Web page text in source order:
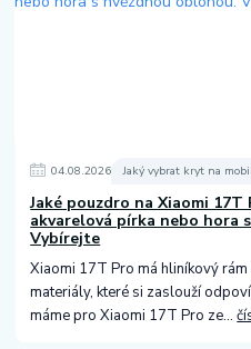
04.08.2026 Jaký vybrat kryt na
Jaké pouzdro na Xiaomi 17T
akvarelová pírka nebo hora
Vybírejte
Xiaomi 17T Pro má hliníkový
materiály, které si zaslouží
máme pro Xiaomi 17T Pro ze...